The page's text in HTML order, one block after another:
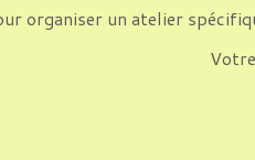
organiser un atelier